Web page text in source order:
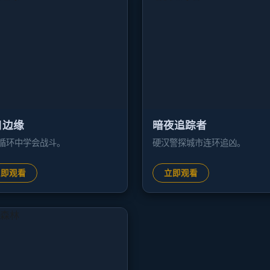
缘
环中学会战斗。
观看
暗夜追踪者
硬汉警探城市连环追凶。
立即观看